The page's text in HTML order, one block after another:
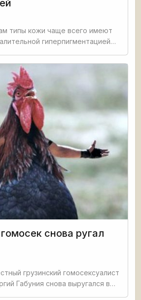
типы кожи чаще всего имеют
гиперпигментацией
гиперпигментация -
снова ругал
грузинский гомосексуалист
Габуния снова выругался в